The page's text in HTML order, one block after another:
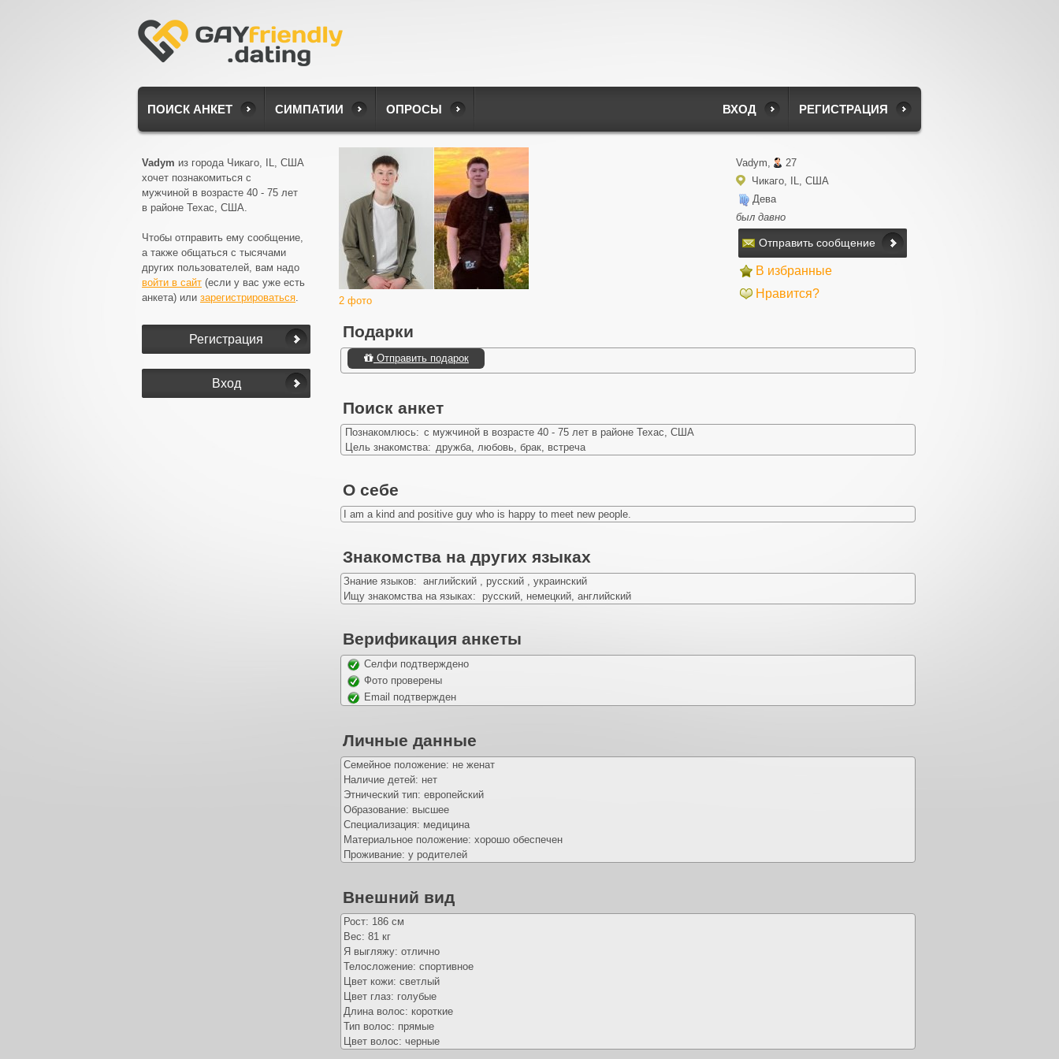
ПОИСК АНКЕТ СИМПАТИИ ОПРОСЫ РЕГИСТРАЦИЯ
ВХОД
Vadym из города Чикаго, IL, США
хочет познакомиться с
мужчиной в возрасте 40 - 75 лет
в районе Техас, США.
Чтобы отправить ему сообщение,
а также общаться с тысячами
других пользователей, вам надо
войти в сайт (если у вас уже есть
анкета) или зарегистрироваться. 2 фото
Vadym,
27
Чикаго, IL, США
Дева
был давно
Отправить сообщение
В избранные
Нравится?
Подарки
Отправить подарок
Поиск анкет
Познакомлюсь: с мужчиной в возрасте 40 - 75 лет в районе Техас, США
Цель знакомства: дружба, любовь, брак, встреча
О себе
I am a kind and positive guy who is happy to meet new people.
Знакомства на других языках
Знание языков: английский , русский , украинский
Ищу знакомства на языках: русский, немецкий, английский
Верификация анкеты
Селфи подтверждено
Фото проверены
Email подтвержден
Личные данные
Семейное положение: не женат
Наличие детей: нет
Этнический тип: европейский
Образование: высшее
Специализация: медицина
Материальное положение: хорошо обеспечен
Проживание: у родителей
Внешний вид
Рост: 186 см
Вес: 81 кг
Я выгляжу: отлично
Телосложение: спортивное
Цвет кожи: светлый
Цвет глаз: голубые
Длина волос: короткие
Тип волос: прямые
Цвет волос: черные